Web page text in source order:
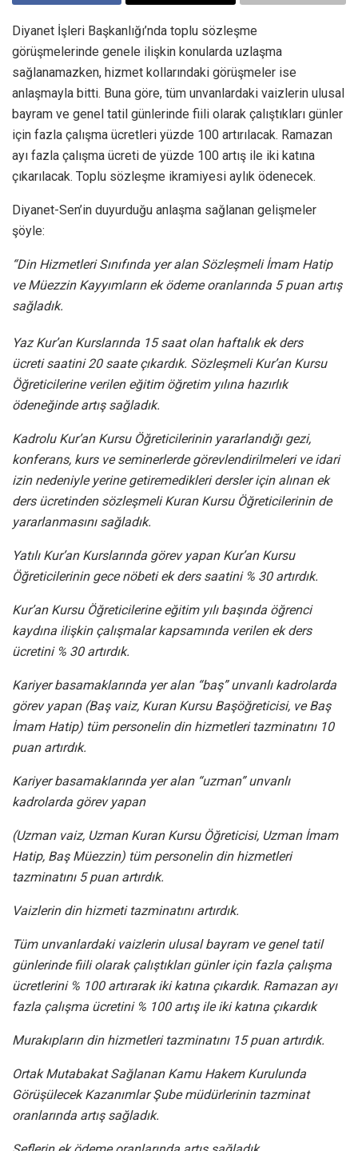
Diyanet İşleri Başkanlığı’nda toplu sözleşme
görüşmelerinde genele ilişkin konularda uzlaşma
sağlanamazken, hizmet kollarındaki görüşmeler ise
anlaşmayla bitti. Buna göre, tüm unvanlardaki vaizlerin ulusal
bayram ve genel tatil günlerinde fiili olarak çalıştıkları günler
için fazla çalışma ücretleri yüzde 100 artırılacak. Ramazan
ayı fazla çalışma ücreti de yüzde 100 artış ile iki katına
çıkarılacak. Toplu sözleşme ikramiyesi aylık ödenecek.
Diyanet-Sen’in duyurduğu anlaşma sağlanan gelişmeler
şöyle:
“Din Hizmetleri Sınıfında yer alan Sözleşmeli İmam Hatip
ve Müezzin Kayyımların ek ödeme oranlarında 5 puan artış
sağladık.
Yaz Kur’an Kurslarında 15 saat olan haftalık ek ders
ücreti saatini 20 saate çıkardık. Sözleşmeli Kur’an Kursu
Öğreticilerine verilen eğitim öğretim yılına hazırlık
ödeneğinde artış sağladık.
Kadrolu Kur’an Kursu Öğreticilerinin yararlandığı gezi,
konferans, kurs ve seminerlerde görevlendirilmeleri ve idari
izin nedeniyle yerine getiremedikleri dersler için alınan ek
ders ücretinden sözleşmeli Kuran Kursu Öğreticilerinin de
yararlanmasını sağladık.
Yatılı Kur’an Kurslarında görev yapan Kur’an Kursu
Öğreticilerinin gece nöbeti ek ders saatini % 30 artırdık.
Kur’an Kursu Öğreticilerine eğitim yılı başında öğrenci
kaydına ilişkin çalışmalar kapsamında verilen ek ders
ücretini % 30 artırdık.
Kariyer basamaklarında yer alan “baş” unvanlı kadrolarda
görev yapan (Baş vaiz, Kuran Kursu Başöğreticisi, ve Baş
İmam Hatip) tüm personelin din hizmetleri tazminatını 10
puan artırdık.
Kariyer basamaklarında yer alan “uzman” unvanlı
kadrolarda görev yapan
(Uzman vaiz, Uzman Kuran Kursu Öğreticisi, Uzman İmam
Hatip, Baş Müezzin) tüm personelin din hizmetleri
tazminatını 5 puan artırdık.
Vaizlerin din hizmeti tazminatını artırdık.
Tüm unvanlardaki vaizlerin ulusal bayram ve genel tatil
günlerinde fiili olarak çalıştıkları günler için fazla çalışma
ücretlerini % 100 artırarak iki katına çıkardık. Ramazan ayı
fazla çalışma ücretini % 100 artış ile iki katına çıkardık
Murakıpların din hizmetleri tazminatını 15 puan artırdık.
Ortak Mutabakat Sağlanan Kamu Hakem Kurulunda
Görüşülecek Kazanımlar Şube müdürlerinin tazminat
oranlarında artış sağladık.